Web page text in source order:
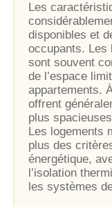
Les
disponibles et
occupants. Les
sont souvent
de l’espace
appartements.
offrent
plus
Les logements
plus des
énergétique,
l’isolation
les systèmes